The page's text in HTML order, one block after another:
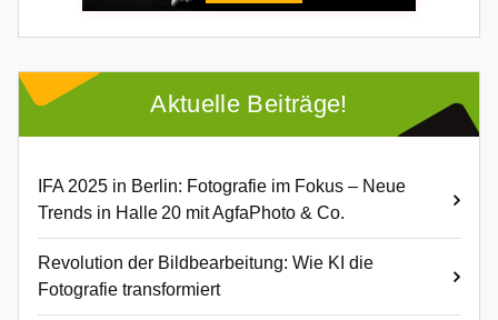
Aktuelle Beiträge!
IFA 2025 in Berlin: Fotografie im Fokus – Neue
Trends in Halle 20 mit AgfaPhoto & Co.
Revolution der Bildbearbeitung: Wie KI die
Fotografie transformiert